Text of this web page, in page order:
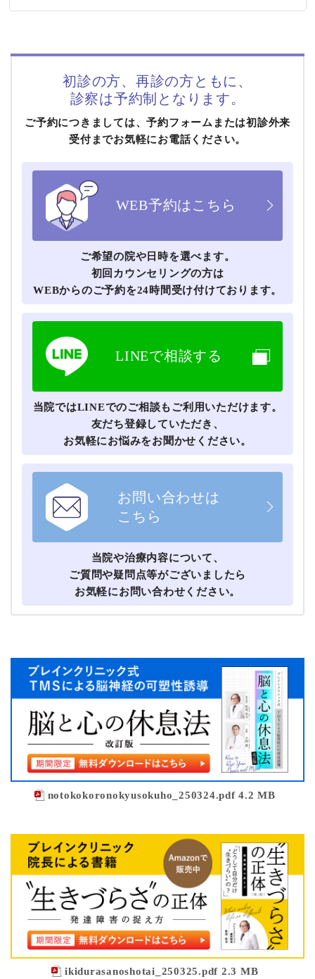
初診の方、再診の方ともに、
診察は予約制となります。
ご予約につきましては、予約フォームまたは初診外来
受付までお気軽にお電話ください。
WEB予約はこちら
ご希望の院や⽇時を選べます。
初回カウンセリングの方は
WEBからのご予約を24時間受け付けております。
LINEで相談する
当院ではLINEでのご相談もご利用いただけます。
友だち登録していただき、
お気軽にお悩みをお聞かせください。
お問い合わせは
こちら
当院や治療内容について、
ご質問や疑問点等がございましたら
お気軽にお問い合わせください。
notokokoronokyusokuho_250324.pdf 4.2 MB
ikidurasanoshotai_250325.pdf 2.3 MB